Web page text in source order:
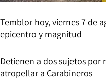
Temblor hoy, viernes 7 de
epicentro y magnitud
Detienen a dos sujetos
atropellar a Carabineros